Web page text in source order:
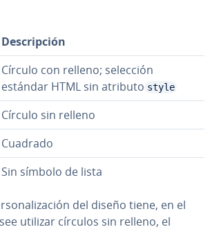
De­s­cri­p­ción
Círculo con relleno; selección
estándar HTML sin atributo style
Círculo sin relleno
Cuadrado
Sin símbolo de lista
del diseño tiene, en el
utilizar círculos sin relleno, el